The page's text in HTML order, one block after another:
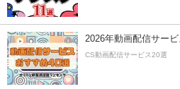
2026年動画配信サー
CS動画配信サービス20選